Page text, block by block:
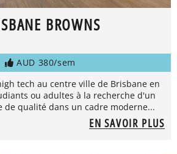
BROWNS
AUD 380/sem
tech au centre ville de Brisbane en
ou adultes à la recherche d'un
qualité dans un cadre moderne...
EN SAVOIR PLUS